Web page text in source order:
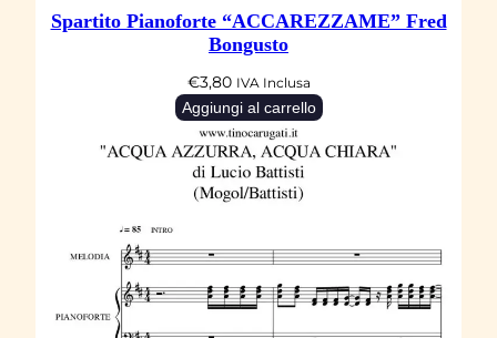
Spartito Pianoforte “ACCAREZZAME” Fred
Bongusto
€3,80 IVA Inclusa
Aggiungi al carrello